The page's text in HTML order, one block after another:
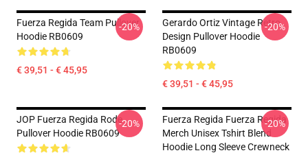
Fuerza Regida Team Pullover
Hoodie RB0609
€ 39,51 - € 45,95
-20%
Gerardo Ortiz Vintage Retro
Design Pullover Hoodie
RB0609
€ 39,51 - € 45,95
-20%
JOP Fuerza Regida Rode
Pullover Hoodie RB0609
-20%
Fuerza Regida Fuerza Regida
Merch Unisex Tshirt Blend
Hoodie Long Sleeve Crewneck
-20%